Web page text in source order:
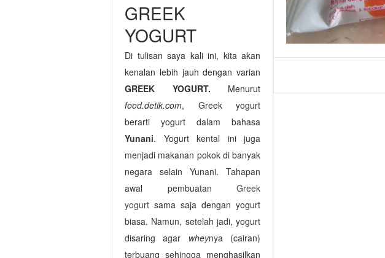
GREEK
YOGURT
Di tulisan saya kali ini, kita akan
kenalan lebih jauh dengan varian
GREEK YOGURT. Menurut
food.detik.com, Greek yogurt
berarti yogurt dalam bahasa
Yunani. Yogurt kental ini juga
menjadi makanan pokok di banyak
negara selain Yunani. Tahapan
awal pembuatan Greek
yogurt sama saja dengan yogurt
biasa. Namun, setelah jadi, yogurt
disaring agar wheynya (cairan)
terbuang sehingga menghasilkan